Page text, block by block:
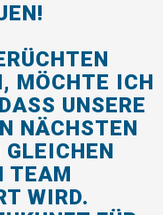
MÖCHTE ICH
UNSERE
NÄCHSTEN
TEAM
WIRD.